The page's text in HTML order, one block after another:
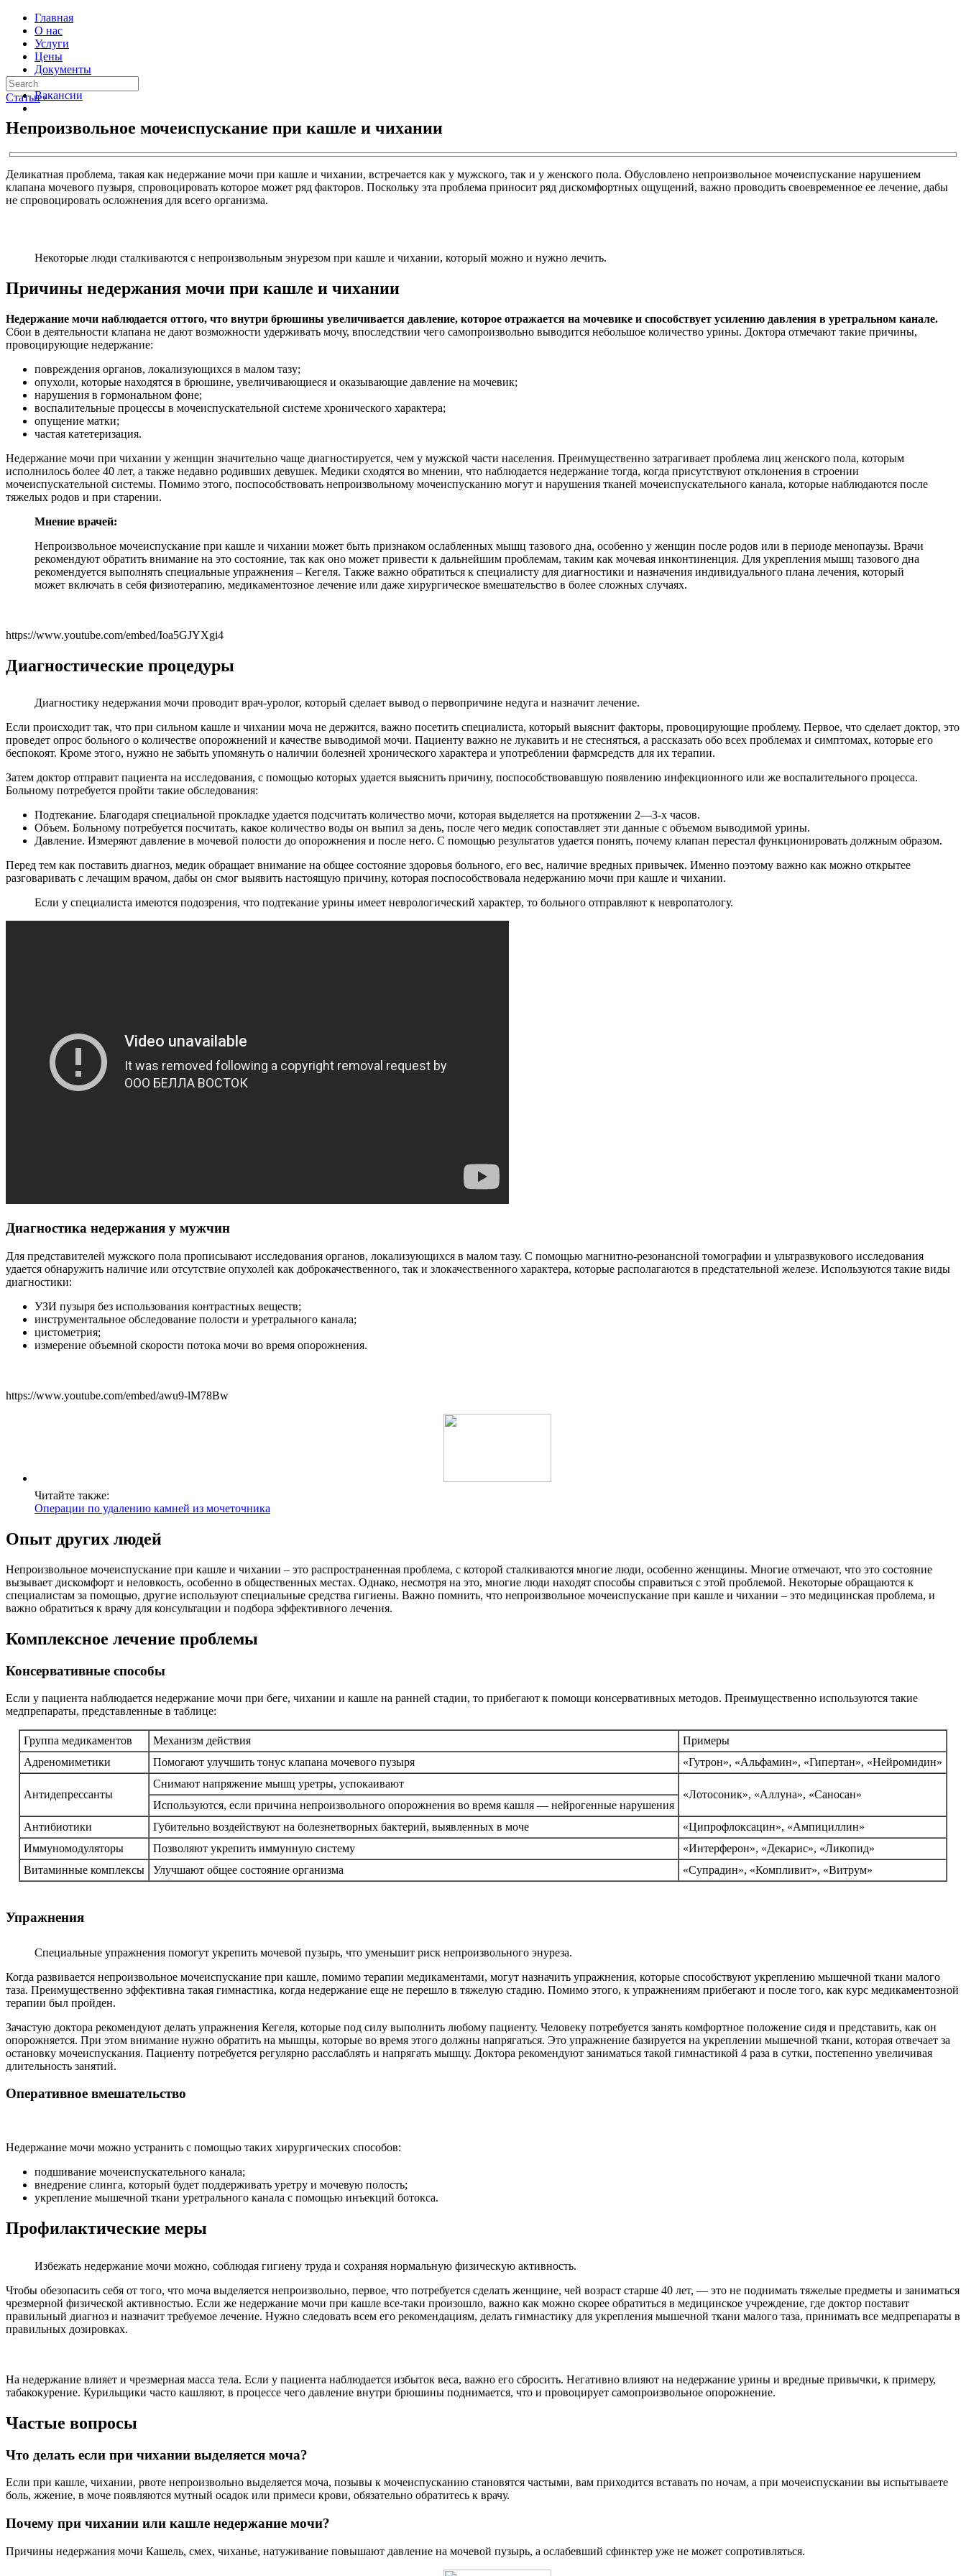
Главная
О нас
Услуги
Цены
Документы
Контакты
Вакансии
Статьи ›
Непроизвольное мочеиспускание при кашле и чихании
Деликатная проблема, такая как недержание мочи при кашле и чихании, встречается как у мужского, так и у женского пола. Обусловлено непроизвольное мочеиспускание нарушением
клапана мочевого пузыря, спровоцировать которое может ряд факторов. Поскольку эта проблема приносит ряд дискомфортных ощущений, важно проводить своевременное ее лечение, дабы
не спровоцировать осложнения для всего организма.
Некоторые люди сталкиваются с непроизвольным энурезом при кашле и чихании, который можно и нужно лечить.
Причины недержания мочи при кашле и чихании
Недержание мочи наблюдается оттого, что внутри брюшины увеличивается давление, которое отражается на мочевике и способствует усилению давления в уретральном канале.
Сбои в деятельности клапана не дают возможности удерживать мочу, впоследствии чего самопроизвольно выводится небольшое количество урины. Доктора отмечают такие причины,
провоцирующие недержание:
повреждения органов, локализующихся в малом тазу;
опухоли, которые находятся в брюшине, увеличивающиеся и оказывающие давление на мочевик;
нарушения в гормональном фоне;
воспалительные процессы в мочеиспускательной системе хронического характера;
опущение матки;
частая катетеризация.
Недержание мочи при чихании у женщин значительно чаще диагностируется, чем у мужской части населения. Преимущественно затрагивает проблема лиц женского пола, которым
исполнилось более 40 лет, а также недавно родивших девушек. Медики сходятся во мнении, что наблюдается недержание тогда, когда присутствуют отклонения в строении
мочеиспускательной системы. Помимо этого, поспособствовать непроизвольному мочеиспусканию могут и нарушения тканей мочеиспускательного канала, которые наблюдаются после
тяжелых родов и при старении.
Мнение врачей:
Непроизвольное мочеиспускание при кашле и чихании может быть признаком ослабленных мышц тазового дна, особенно у женщин после родов или в периоде менопаузы. Врачи
рекомендуют обратить внимание на это состояние, так как оно может привести к дальнейшим проблемам, таким как мочевая инконтиненция. Для укрепления мышц тазового дна
рекомендуется выполнять специальные упражнения – Кегеля. Также важно обратиться к специалисту для диагностики и назначения индивидуального плана лечения, который
может включать в себя физиотерапию, медикаментозное лечение или даже хирургическое вмешательство в более сложных случаях.
https://www.youtube.com/embed/Ioa5GJYXgi4
Диагностические процедуры
Диагностику недержания мочи проводит врач-уролог, который сделает вывод о первопричине недуга и назначит лечение.
Если происходит так, что при сильном кашле и чихании моча не держится, важно посетить специалиста, который выяснит факторы, провоцирующие проблему. Первое, что сделает доктор, это
проведет опрос больного о количестве опорожнений и качестве выводимой мочи. Пациенту важно не лукавить и не стесняться, а рассказать обо всех проблемах и симптомах, которые его
беспокоят. Кроме этого, нужно не забыть упомянуть о наличии болезней хронического характера и употреблении фармсредств для их терапии.
Затем доктор отправит пациента на исследования, с помощью которых удается выяснить причину, поспособствовавшую появлению инфекционного или же воспалительного процесса.
Больному потребуется пройти такие обследования:
Подтекание. Благодаря специальной прокладке удается подсчитать количество мочи, которая выделяется на протяжении 2—3-х часов.
Объем. Больному потребуется посчитать, какое количество воды он выпил за день, после чего медик сопоставляет эти данные с объемом выводимой урины.
Давление. Измеряют давление в мочевой полости до опорожнения и после него. С помощью результатов удается понять, почему клапан перестал функционировать должным образом.
Перед тем как поставить диагноз, медик обращает внимание на общее состояние здоровья больного, его вес, наличие вредных привычек. Именно поэтому важно как можно открытее
разговаривать с лечащим врачом, дабы он смог выявить настоящую причину, которая поспособствовала недержанию мочи при кашле и чихании.
Если у специалиста имеются подозрения, что подтекание урины имеет неврологический характер, то больного отправляют к невропатологу.
Диагностика недержания у мужчин
Для представителей мужского пола прописывают исследования органов, локализующихся в малом тазу. С помощью магнитно-резонансной томографии и ультразвукового исследования
удается обнаружить наличие или отсутствие опухолей как доброкачественного, так и злокачественного характера, которые располагаются в предстательной железе. Используются такие виды
диагностики:
УЗИ пузыря без использования контрастных веществ;
инструментальное обследование полости и уретрального канала;
цистометрия;
измерение объемной скорости потока мочи во время опорожнения.
https://www.youtube.com/embed/awu9-lM78Bw
Читайте также:
Операции по удалению камней из мочеточника
Опыт других людей
Непроизвольное мочеиспускание при кашле и чихании – это распространенная проблема, с которой сталкиваются многие люди, особенно женщины. Многие отмечают, что это состояние
вызывает дискомфорт и неловкость, особенно в общественных местах. Однако, несмотря на это, многие люди находят способы справиться с этой проблемой. Некоторые обращаются к
специалистам за помощью, другие используют специальные средства гигиены. Важно помнить, что непроизвольное мочеиспускание при кашле и чихании – это медицинская проблема, и
важно обратиться к врачу для консультации и подбора эффективного лечения.
Комплексное лечение проблемы
Консервативные способы
Если у пациента наблюдается недержание мочи при беге, чихании и кашле на ранней стадии, то прибегают к помощи консервативных методов. Преимущественно используются такие
медпрепараты, представленные в таблице:
Группа медикаментов Механизм действия
Примеры
Адреномиметики
Помогают улучшить тонус клапана мочевого пузыря «Гутрон», «Альфамин», «Гипертан», «Нейромидин»
Антидепрессанты
Снимают напряжение мышц уретры, успокаивают
«Лотосоник», «Аллуна», «Саносан»
Используются, если причина непроизвольного опорожнения во время кашля — нейрогенные нарушения
Антибиотики
Губительно воздействуют на болезнетворных бактерий, выявленных в моче
«Ципрофлоксацин», «Ампициллин»
Иммуномодуляторы
Позволяют укрепить иммунную систему
«Интерферон», «Декарис», «Ликопид»
Витаминные комплексы
Улучшают общее состояние организма «Супрадин», «Компливит», «Витрум»
Упражнения
Специальные упражнения помогут укрепить мочевой пузырь, что уменьшит риск непроизвольного энуреза.
Когда развивается непроизвольное мочеиспускание при кашле, помимо терапии медикаментами, могут назначить упражнения, которые способствуют укреплению мышечной ткани малого
таза. Преимущественно эффективна такая гимнастика, когда недержание еще не перешло в тяжелую стадию. Помимо этого, к упражнениям прибегают и после того, как курс медикаментозной
терапии был пройден.
Зачастую доктора рекомендуют делать упражнения Кегеля, которые под силу выполнить любому пациенту. Человеку потребуется занять комфортное положение сидя и представить, как он
опорожняется. При этом внимание нужно обратить на мышцы, которые во время этого должны напрягаться. Это упражнение базируется на укреплении мышечной ткани, которая отвечает за
остановку мочеиспускания. Пациенту потребуется регулярно расслаблять и напрягать мышцу. Доктора рекомендуют заниматься такой гимнастикой 4 раза в сутки, постепенно увеличивая
длительность занятий.
Оперативное вмешательство
Недержание мочи можно устранить с помощью таких хирургических способов:
подшивание мочеиспускательного канала;
внедрение слинга, который будет поддерживать уретру и мочевую полость;
укрепление мышечной ткани уретрального канала с помощью инъекций ботокса.
Профилактические меры
Избежать недержание мочи можно, соблюдая гигиену труда и сохраняя нормальную физическую активность.
Чтобы обезопасить себя от того, что моча выделяется непроизвольно, первое, что потребуется сделать женщине, чей возраст старше 40 лет, — это не поднимать тяжелые предметы и заниматься
чрезмерной физической активностью. Если же недержание мочи при кашле все-таки произошло, важно как можно скорее обратиться в медицинское учреждение, где доктор поставит
правильный диагноз и назначит требуемое лечение. Нужно следовать всем его рекомендациям, делать гимнастику для укрепления мышечной ткани малого таза, принимать все медпрепараты в
правильных дозировках.
На недержание влияет и чрезмерная масса тела. Если у пациента наблюдается избыток веса, важно его сбросить. Негативно влияют на недержание урины и вредные привычки, к примеру,
табакокурение. Курильщики часто кашляют, в процессе чего давление внутри брюшины поднимается, что и провоцирует самопроизвольное опорожнение.
Частые вопросы
Что делать если при чихании выделяется моча?
Если при кашле, чихании, рвоте непроизвольно выделяется моча, позывы к мочеиспусканию становятся частыми, вам приходится вставать по ночам, а при мочеиспускании вы испытываете
боль, жжение, в моче появляются мутный осадок или примеси крови, обязательно обратитесь к врачу.
Почему при чихании или кашле недержание мочи?
Причины недержания мочи Кашель, смех, чиханье, натуживание повышают давление на мочевой пузырь, а ослабевший сфинктер уже не может сопротивляться.